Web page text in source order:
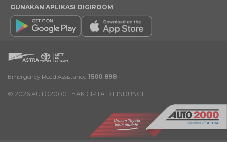
GUNAKAN APLIKASI DIGIROOM
Emergency Road Assistance 1500 898
© 2026 AUTO2000 | HAK CIPTA DILINDUNGI